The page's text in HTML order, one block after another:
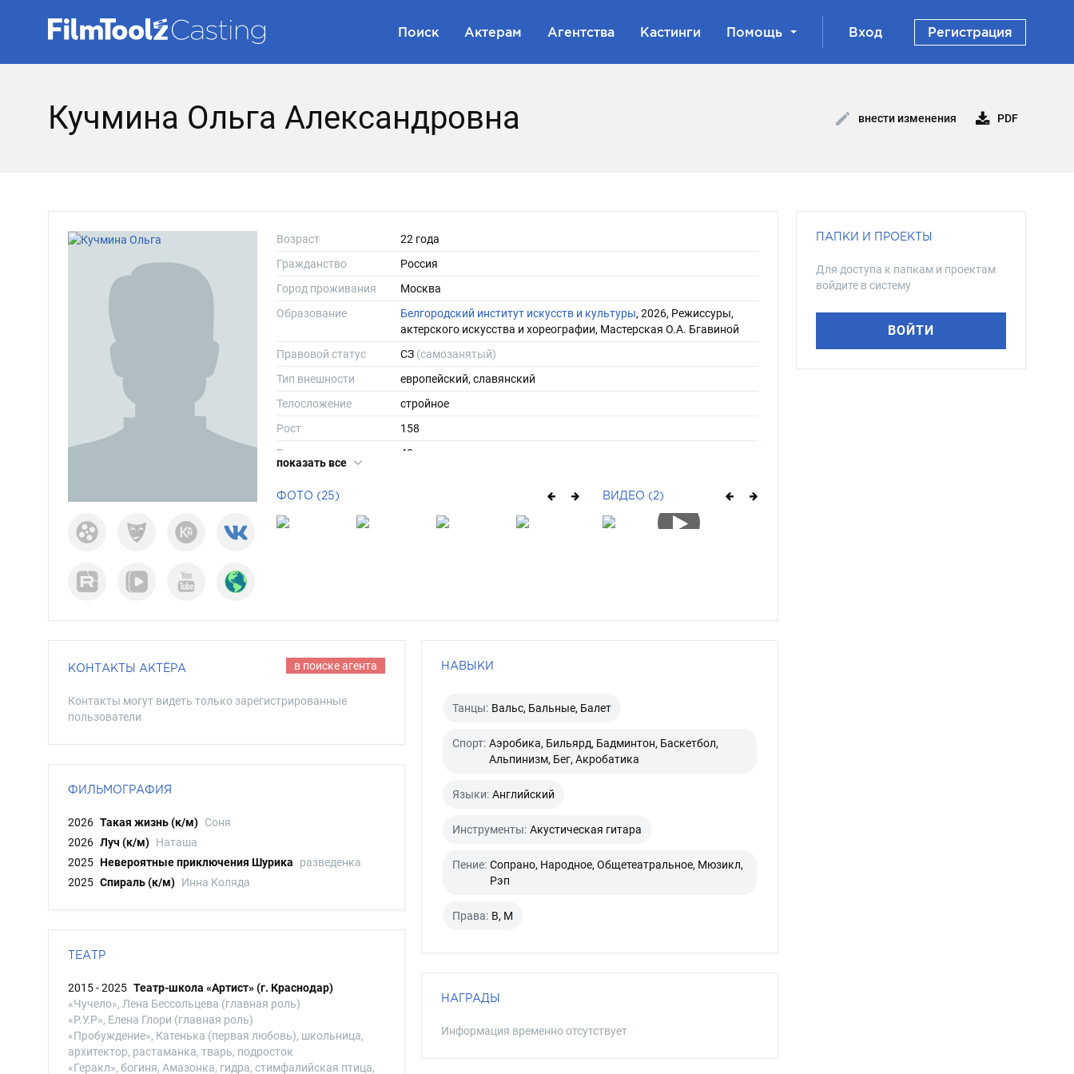
Поиск Актерам Агентства Кастинги Помощь Вход Регистрация
Кучмина Ольга Александровна внести изменения PDF
Возраст
22 года
Гражданство
Россия
Город проживания
Москва
Образование
Белгородский институт искусств и культуры, 2026, Режиссуры,
актерского искусства и хореографии, Мастерская О.А. Бгавиной
Правовой статус
СЗ (самозанятый)
Тип внешности
европейский, славянский
Телосложение
стройное
Рост
158
Вес
43
Размер обуви
Длина волос
длинные
показать все
ФОТО (25) ВИДЕО (2)
КОНТАКТЫ АКТЁРА в поиске агента
Контакты могут видеть только зарегистрированные
пользователи
ФИЛЬМОГРАФИЯ
2026 Такая жизнь (к/м) Соня
2026 Луч (к/м) Наташа
2025 Невероятные приключения Шурика
разведенка
2025 Спираль (к/м) Инна Коляда
ТЕАТР
2015 - 2025 Театр-школа «Артист» (г. Краснодар)
«Чучело», Лена Бессольцева (главная роль)
«Р.У.Р», Елена Глори (главная роль)
«Пробуждение», Катенька (первая любовь), школьница,
архитектор, растаманка, тварь, подросток
«Геракл», богиня, Амазонка, гидра, стимфалийская птица,
НАВЫКИ
Танцы: Вальс, Бальные, Балет
Спорт: Аэробика, Бильярд, Бадминтон, Баскетбол,
Альпинизм, Бег, Акробатика
Языки: Английский
Инструменты: Акустическая гитара
Пение: Сопрано, Народное, Общетеатральное, Мюзикл,
Рэп
Права: B, M
НАГРАДЫ
Информация временно отсутствует
ПАПКИ И ПРОЕКТЫ
Для доступа к папкам и проектам
войдите в систему
ВОЙТИ